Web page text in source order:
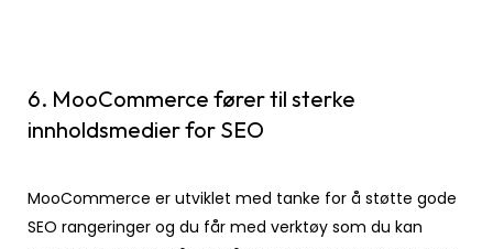
6. MooCommerce fører til sterke
innholdsmedier for SEO
MooCommerce er utviklet med tanke for å støtte gode
SEO rangeringer og du får med verktøy som du kan